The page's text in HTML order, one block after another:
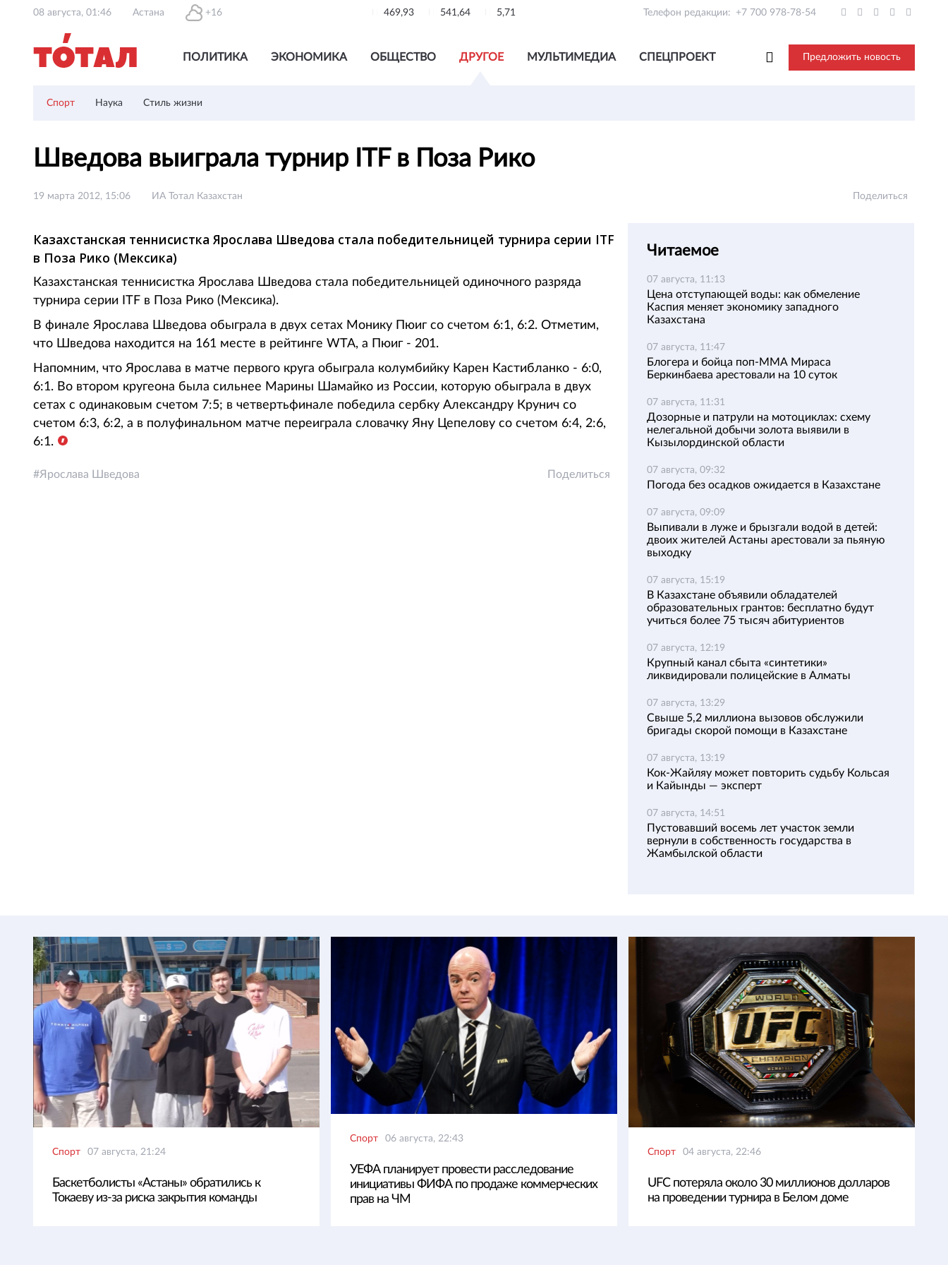
08 августа, 01:46 Астана +16 469,93 541,64 5,71 Телефон редакции: +7 700 978-78-54
ПОЛИТИКА ЭКОНОМИКА ОБЩЕСТВО ДРУГОЕ МУЛЬТИМЕДИА СПЕЦПРОЕКТ Предложить новость
Спорт Наука Стиль жизни
Шведова выиграла турнир ITF в Поза Рико
19 марта 2012, 15:06 ИА Тотал Казахстан Поделиться
Казахстанская теннисистка Ярослава Шведова стала победительницей турнира серии ITF
в Поза Рико (Мексика)
Казахстанская теннисистка Ярослава Шведова стала победительницей одиночного разряда
турнира серии ITF в Поза Рико (Мексика).
В финале Ярослава Шведова обыграла в двух сетах Монику Пюиг со счетом 6:1, 6:2. Отметим,
что Шведова находится на 161 месте в рейтинге WTA, а Пюиг - 201.
Напомним, что Ярослава в матче первого круга обыграла колумбийку Карен Кастибланко - 6:0,
6:1. Во втором кругеона была сильнее Марины Шамайко из России, которую обыграла в двух
сетах с одинаковым счетом 7:5; в четвертьфинале победила сербку Александру Крунич со
счетом 6:3, 6:2, а в полуфинальном матче переиграла словачку Яну Цепелову со счетом 6:4, 2:6,
6:1.
Ярослава Шведова Поделиться
Читаемое
07 августа, 11:13
Цена отступающей воды: как обмеление
Каспия меняет экономику западного
Казахстана
07 августа, 11:47
Блогера и бойца поп-ММА Мираса
Беркинбаева арестовали на 10 суток
07 августа, 11:31
Дозорные и патрули на мотоциклах: схему
нелегальной добычи золота выявили в
Кызылординской области
07 августа, 09:32
Погода без осадков ожидается в Казахстане
07 августа, 09:09
Выпивали в луже и брызгали водой в детей:
двоих жителей Астаны арестовали за пьяную
выходку
07 августа, 15:19
В Казахстане объявили обладателей
образовательных грантов: бесплатно будут
учиться более 75 тысяч абитуриентов
07 августа, 12:19
Крупный канал сбыта «синтетики»
ликвидировали полицейские в Алматы
07 августа, 13:29
Свыше 5,2 миллиона вызовов обслужили
бригады скорой помощи в Казахстане
07 августа, 13:19
Кок-Жайляу может повторить судьбу Кольсая
и Кайынды — эксперт
07 августа, 14:51
Пустовавший восемь лет участок земли
вернули в собственность государства в
Жамбылской области
Спорт 07 августа, 21:24
Баскетболисты «Астаны» обратились к
Токаеву из-за риска закрытия команды
Спорт 06 августа, 22:43
УЕФА планирует провести расследование
инициативы ФИФА по продаже коммерческих
прав на ЧМ
Спорт 04 августа, 22:46
UFC потеряла около 30 миллионов долларов
на проведении турнира в Белом доме